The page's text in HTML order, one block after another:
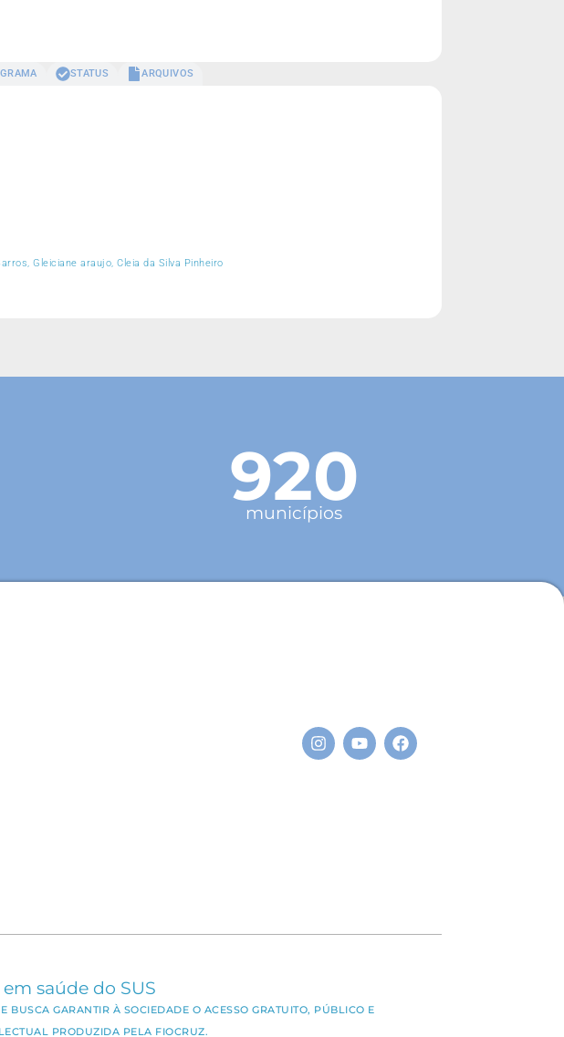
STATUS ARQUIVOS
Gleiciane araujo, Cleia da Silva Pinheiro
920
municípios
saúde do SUS
BUSCA GARANTIR À SOCIEDADE O ACESSO GRATUITO, PÚBLICO E
PRODUZIDA PELA FIOCRUZ.